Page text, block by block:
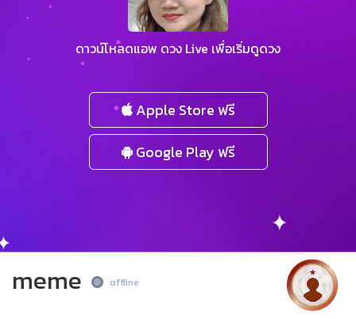
ดาวน์โหลดแอพ ดวง Live เพื่อเริ่มดูดวง
Apple Store ฟรี
Google Play ฟรี
meme offline